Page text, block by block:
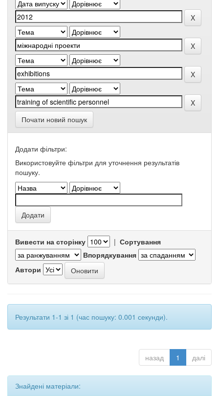
Почати новий пошук
Додати фільтри:
Використовуйте фільтри для уточнення результатів
пошуку.
Вивести на сторінку | Сортування
Впорядкування
Автори
Результати 1-1 зі 1 (час пошуку: 0.001 секунди).
назад 1 далі
Знайдені матеріали: